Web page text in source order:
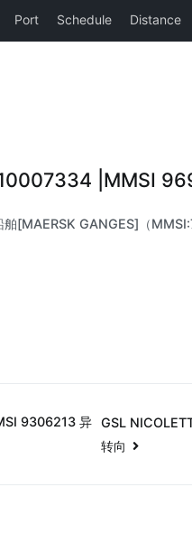
|MMSI
[MAERSK GANGES]（
9306213 异 GSL
转向